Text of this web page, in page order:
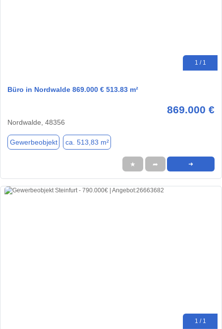
1 / 1
Büro in Nordwalde 869.000 € 513.83 m²
869.000 €
Nordwalde, 48356
Gewerbeobjekt ca. 513,83 m²
★ ➦ ➜
1 / 1